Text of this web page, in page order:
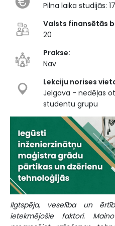
Pilna laika studijās:
Valsts finansētās
20
Prakse:
Nav
Lekciju norises
Jelgava - nedēļas
studentu grupu
Ilgtspēja, veselība un
ietekmējošie faktori.